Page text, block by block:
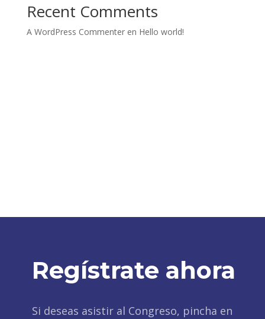
Recent Comments
A WordPress Commenteren Hello world!
Regístrate ahora
Si deseas asistir al Congreso, pincha en